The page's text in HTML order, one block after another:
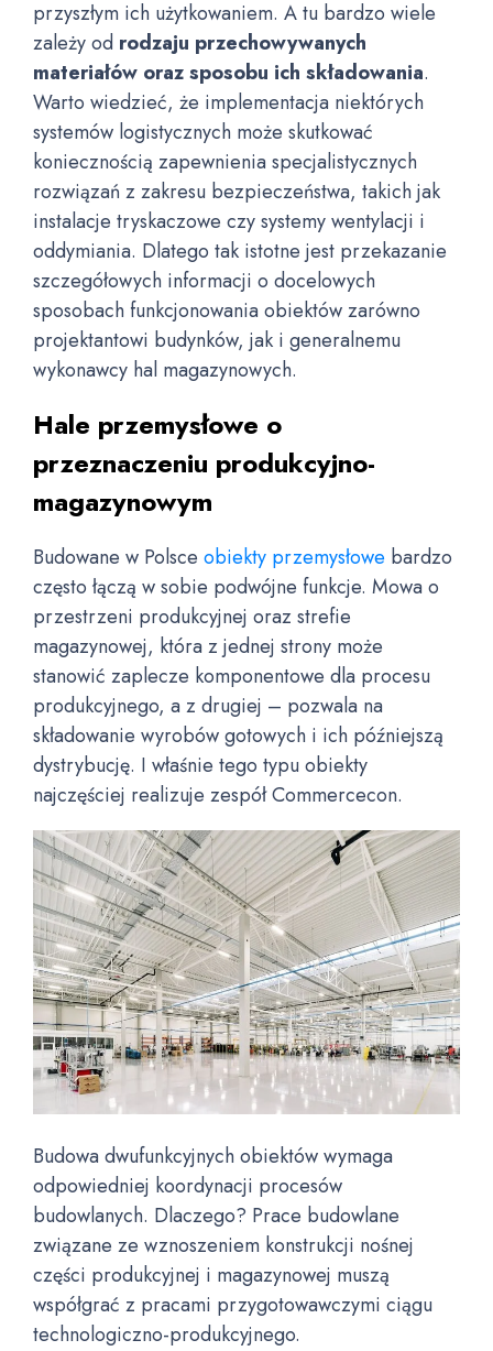
przyszłym ich użytkowaniem. A tu bardzo wiele
zależy od rodzaju przechowywanych
materiałów oraz sposobu ich składowania.
Warto wiedzieć, że implementacja niektórych
systemów logistycznych może skutkować
koniecznością zapewnienia specjalistycznych
rozwiązań z zakresu bezpieczeństwa, takich jak
instalacje tryskaczowe czy systemy wentylacji i
oddymiania. Dlatego tak istotne jest przekazanie
szczegółowych informacji o docelowych
sposobach funkcjonowania obiektów zarówno
projektantowi budynków, jak i generalnemu
wykonawcy hal magazynowych.
Hale przemysłowe o
przeznaczeniu produkcyjno-
magazynowym
Budowane w Polsce obiekty przemysłowe bardzo
często łączą w sobie podwójne funkcje. Mowa o
przestrzeni produkcyjnej oraz strefie
magazynowej, która z jednej strony może
stanowić zaplecze komponentowe dla procesu
produkcyjnego, a z drugiej – pozwala na
składowanie wyrobów gotowych i ich późniejszą
dystrybucję. I właśnie tego typu obiekty
najczęściej realizuje zespół Commercecon.
Budowa dwufunkcyjnych obiektów wymaga
odpowiedniej koordynacji procesów
budowlanych. Dlaczego? Prace budowlane
związane ze wznoszeniem konstrukcji nośnej
części produkcyjnej i magazynowej muszą
współgrać z pracami przygotowawczymi ciągu
technologiczno-produkcyjnego.